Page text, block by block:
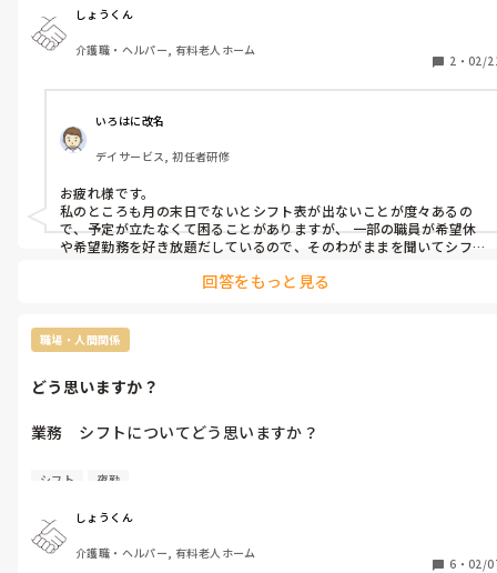
しょうくん
介護職・ヘルパー, 有料老人ホーム
2 ・ 02/
いろはに改名
デイサービス, 初任者研修
お疲れ様です。
私のところも月の末日でないとシフト表が出ないことが度々あるの
で、予定が立たなくて困ることがありますが、 一部の職員が希望休
や希望勤務を好き放題だしているので、そのわがままを聞いてシフ
回答をもっと見る
職場・人間関係
どう思いますか？
業務　シフトについてどう思いますか？
夜勤明け
明け→早番
明け→日勤
明け→遅番
シフト 夜勤
しょうくん
介護職・ヘルパー, 有料老人ホーム
6 ・ 02/